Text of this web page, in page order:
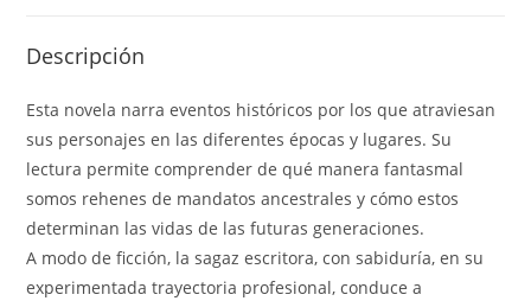
Descripción
Esta novela narra eventos históricos por los que atraviesan
sus personajes en las diferentes épocas y lugares. Su
lectura permite comprender de qué manera fantasmal
somos rehenes de mandatos ancestrales y cómo estos
determinan las vidas de las futuras generaciones.
A modo de ficción, la sagaz escritora, con sabiduría, en su
experimentada trayectoria profesional, conduce a